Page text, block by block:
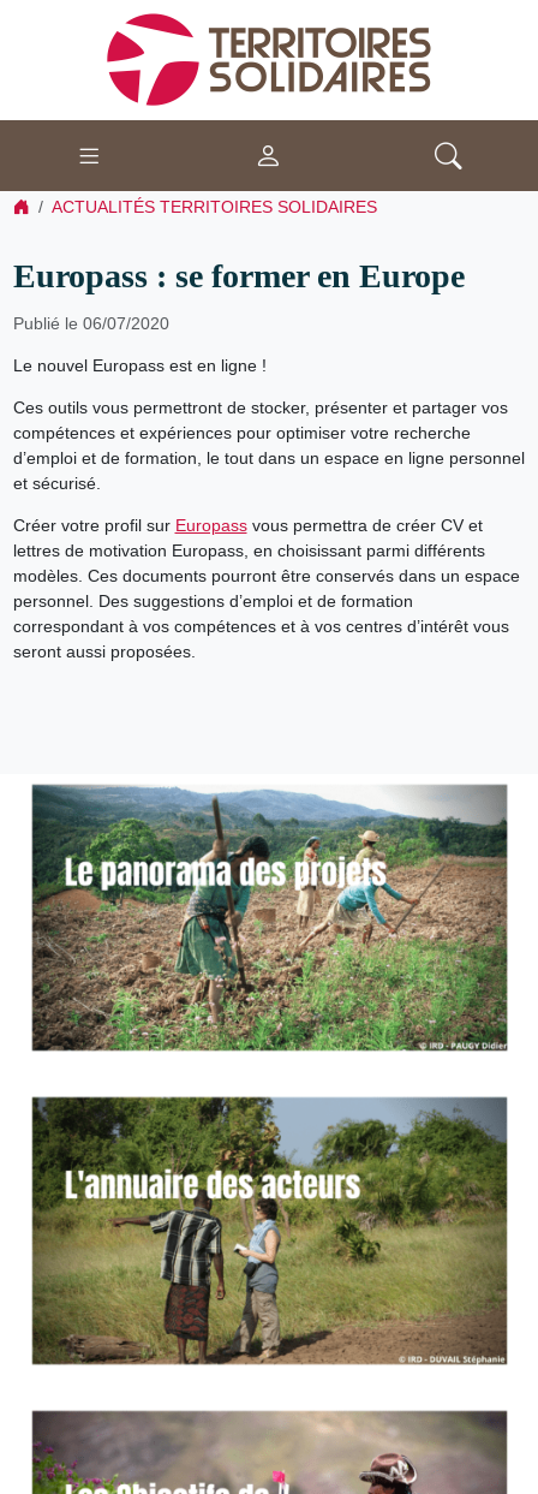
ACTUALITÉS TERRITOIRES SOLIDAIRES
Europass : se former en Europe
Publié le 06/07/2020
Le nouvel Europass est en ligne !
Ces outils vous permettront de stocker, présenter et partager vos
compétences et expériences pour optimiser votre recherche
d’emploi et de formation, le tout dans un espace en ligne personnel
et sécurisé.
Créer votre profil sur Europassvous permettra de créer CV et
lettres de motivation Europass, en choisissant parmi différents
modèles. Ces documents pourront être conservés dans un espace
personnel. Des suggestions d’emploi et de formation
correspondant à vos compétences et à vos centres d’intérêt vous
seront aussi proposées.